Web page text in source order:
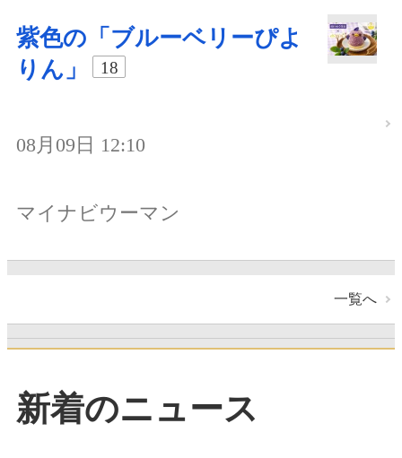
紫色の「ブルーベリーぴよ
りん」
18
08月09日 12:10
マイナビウーマン
一覧へ
新着のニュース